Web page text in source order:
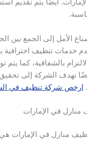
أيضًا يتم تقديم
الأمل إلى الجمع بين
خدمات تنظيف احترافية
بالشفافية، كما يتم
تهدف الشركة إلى تحقيق
ارخص شركة تنظيف في
في الإمارات
منازل في الإمارات